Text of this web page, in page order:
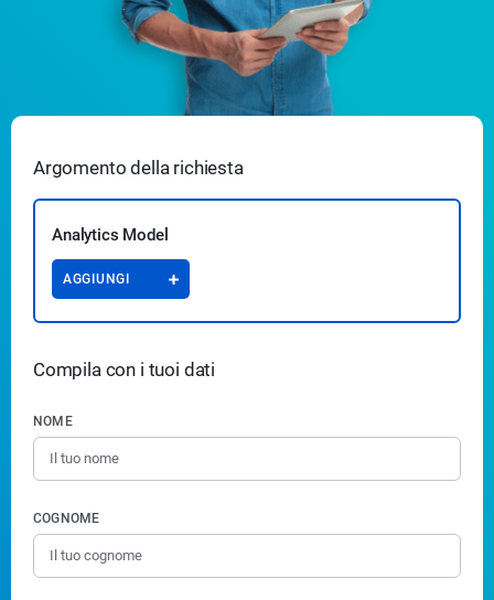
Argomento della richiesta
Analytics Model
AGGIUNGI
Compila con i tuoi dati
NOME
COGNOME